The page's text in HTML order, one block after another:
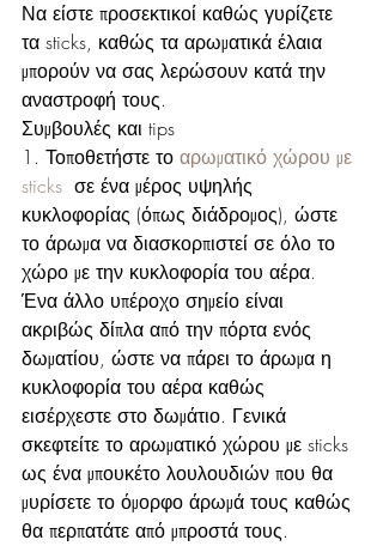
Να είστε προσεκτικοί καθώς γυρίζετε
τα sticks, καθώς τα αρωματικά έλαια
μπορούν να σας λερώσουν κατά την
αναστροφή τους.
Συμβουλές και tips
1. Τοποθετήστε το αρωματικό χώρου με
sticks
  σε ένα μέρος υψηλής
κυκλοφορίας (όπως διάδρομος), ώστε
το άρωμα να διασκορπιστεί σε όλο το
χώρο με την κυκλοφορία του αέρα.
Ένα άλλο υπέροχο σημείο είναι
ακριβώς δίπλα από την πόρτα ενός
δωματίου, ώστε να πάρει το άρωμα η
κυκλοφορία του αέρα καθώς
εισέρχεστε στο δωμάτιο. Γενικά
σκεφτείτε το αρωματικό χώρου με sticks
ως ένα μπουκέτο λουλουδιών που θα
μυρίσετε το όμορφο άρωμά τους καθώς
θα περπατάτε από μπροστά τους.